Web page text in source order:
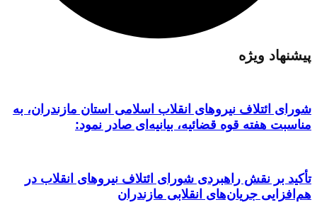
پیشنهاد ویژه
شورای ائتلاف نیروهای انقلاب اسلامی استان مازندران، به
مناسبت هفته قوه قضائیه، بیانیه‌ای صادر نمود:
تأکید بر نقش راهبردی شورای ائتلاف نیروهای انقلاب در
هم‌افزایی جریان‌های انقلابی مازندران